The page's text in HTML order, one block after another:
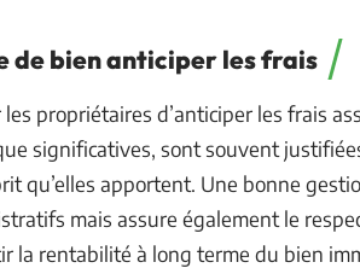
de bien anticiper les frais
propriétaires d’anticiper les frais
significatives, sont souvent
qu’elles apportent. Une bonne
mais assure également le
la rentabilité à long terme du bien